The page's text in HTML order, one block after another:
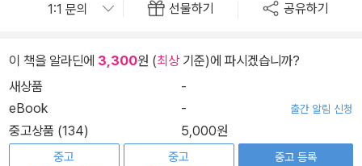
선물하기 공유하기
이 책을 알라딘에 3,300원 (최상기준)에 파시겠습니까?
새상품
-
eBook
- 출간 알림 신청
중고상품 (134) 5,000원
중고
중고
중고 등록